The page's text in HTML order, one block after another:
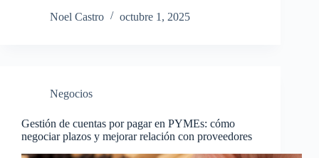
Noel Castro octubre 1, 2025
Negocios
Gestión de cuentas por pagar en PYMEs: cómo
negociar plazos y mejorar relación con proveedores